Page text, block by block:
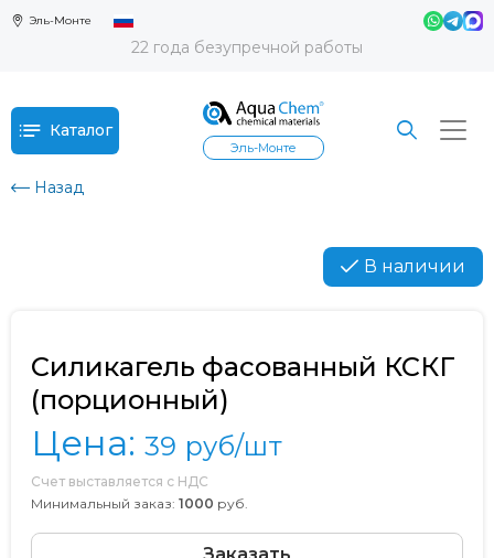
Эль-Монте
22 года безупречной работы
Каталог
Эль-Монте
Назад
В наличии
Силикагель фасованный КСКГ
(порционный)
Цена: 39 руб/шт
Счет выставляется с НДС
Минимальный заказ: 1000 руб.
Заказать